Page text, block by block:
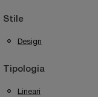
Stile
Design
Tipologia
Lineari